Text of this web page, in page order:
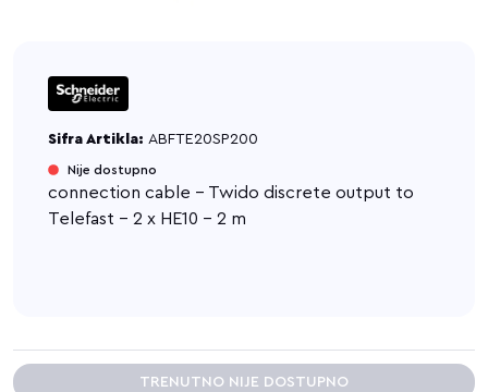
Sifra Artikla: ABFTE20SP200
Nije dostupno
connection cable - Twido discrete output to
Telefast - 2 x HE10 - 2 m
TRENUTNO NIJE DOSTUPNO